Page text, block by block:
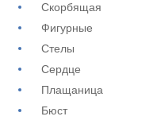
Скорбящая
Фигурные
Стелы
Сердце
Плащаница
Бюст